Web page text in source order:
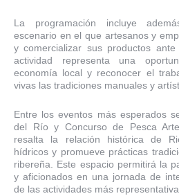
La programación incluye
escenario en el que artesanos y
y comercializar sus productos
actividad representa una
economía local y reconocer el
vivas las tradiciones manuales y
Entre los eventos más esperados
del Río y Concurso de Pesca
resalta la relación histórica de
hídricos y promueve prácticas
ribereña. Este espacio permitirá la
y aficionados en una jornada de
de las actividades más